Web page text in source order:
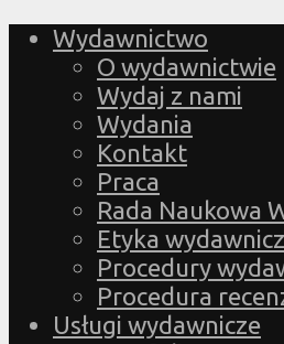
Wydawnictwo
O wydawnictwie
Wydaj z nami
Wydania
Kontakt
Praca
Rada Naukowa
Etyka
Procedury
Procedura
Usługi wydawnicze